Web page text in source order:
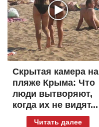
Скрытая камера на
пляже Крыма: Что
люди вытворяют,
когда их не видят...
Читать далее